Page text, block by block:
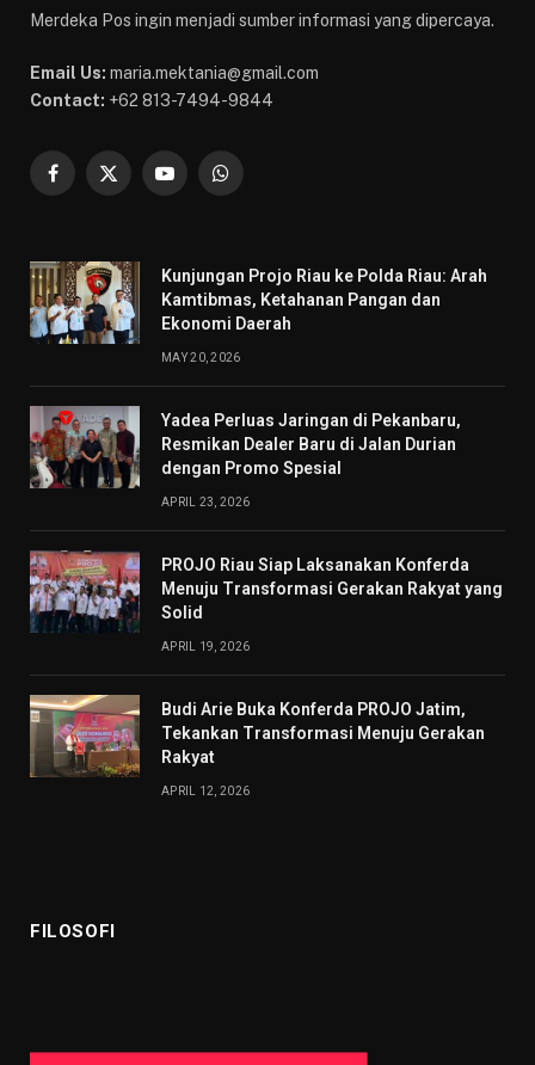
Merdeka Pos ingin menjadi sumber informasi yang dipercaya.
Email Us: maria.mektania@gmail.com
Contact: +62 813-7494-9844
Facebook
X
YouTubeWhatsApp
Kunjungan Projo Riau ke Polda Riau: Arah
Kamtibmas, Ketahanan Pangan dan
Ekonomi Daerah
MAY 20, 2026
Yadea Perluas Jaringan di Pekanbaru,
Resmikan Dealer Baru di Jalan Durian
dengan Promo Spesial
APRIL 23, 2026
PROJO Riau Siap Laksanakan Konferda
Menuju Transformasi Gerakan Rakyat yang
Solid
APRIL 19, 2026
Budi Arie Buka Konferda PROJO Jatim,
Tekankan Transformasi Menuju Gerakan
Rakyat
APRIL 12, 2026
FILOSOFI